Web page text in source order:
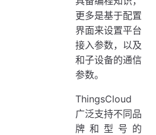
更多是基于配置
界面来设置平台
接入参数，以及
和子设备的通信
参数。
ThingsCloud
广泛支持不同品
牌和型号的